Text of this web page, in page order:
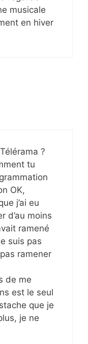
musicale
en hiver
?
tu
OK,
j’ai eu
d’au moins
ramené
suis pas
ramener
de me
est le seul
que je
je ne